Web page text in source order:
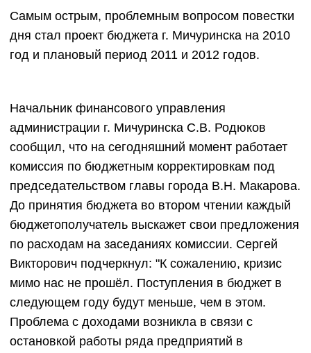
Самым острым, проблемным вопросом повестки
дня стал проект бюджета г. Мичуринска на 2010
год и плановый период 2011 и 2012 годов.
Начальник финансового управления
администрации г. Мичуринска С.В. Родюков
сообщил, что на сегодняшний момент работает
комиссия по бюджетным корректировкам под
председательством главы города В.Н. Макарова.
До принятия бюджета во втором чтении каждый
бюджетополучатель выскажет свои предложения
по расходам на заседаниях комиссии. Сергей
Викторович подчеркнул: "К сожалению, кризис
мимо нас не прошёл. Поступления в бюджет в
следующем году будут меньше, чем в этом.
Проблема с доходами возникла в связи с
остановкой работы ряда предприятий в